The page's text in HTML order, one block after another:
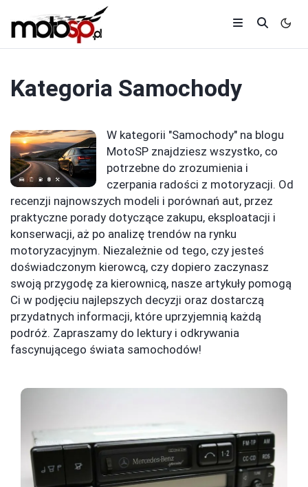
Kategoria Samochody
W kategorii "Samochody" na blogu
MotoSP znajdziesz wszystko, co
potrzebne do zrozumienia i
czerpania radości z motoryzacji. Od
recenzji najnowszych modeli i porównań aut, przez
praktyczne porady dotyczące zakupu, eksploatacji i
konserwacji, aż po analizę trendów na rynku
motoryzacyjnym. Niezależnie od tego, czy jesteś
doświadczonym kierowcą, czy dopiero zaczynasz
swoją przygodę za kierownicą, nasze artykuły pomogą
Ci w podjęciu najlepszych decyzji oraz dostarczą
przydatnych informacji, które uprzyjemnią każdą
podróż. Zapraszamy do lektury i odkrywania
fascynującego świata samochodów!